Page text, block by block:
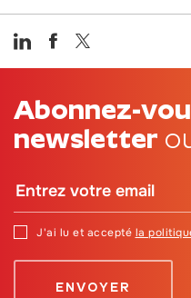
Abonnez-
newsletter
J'ai lu et accepté la